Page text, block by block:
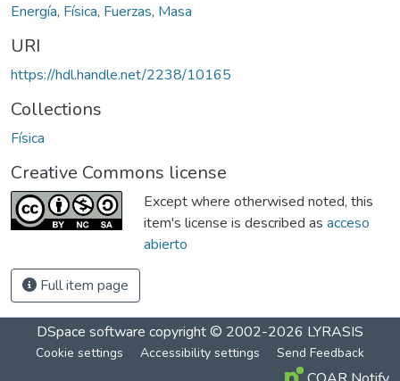
Energía, Física, Fuerzas, Masa
URI
https://hdl.handle.net/2238/10165
Collections
Física
Creative Commons license
Except where otherwised noted, this
item's license is described as acceso
abierto
Full item page
DSpace software copyright © 2002-2026 LYRASIS
Cookie settings Accessibility settings Send Feedback